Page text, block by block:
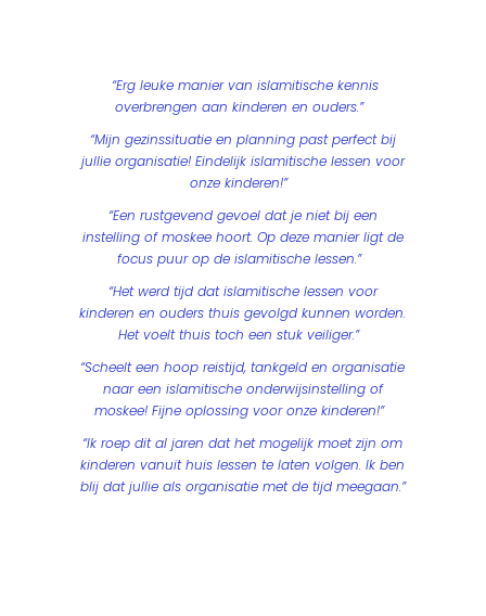
“Erg leuke manier van islamitische kennis
overbrengen aan kinderen en ouders.”
“Mijn gezinssituatie en planning past perfect bij
jullie organisatie! Eindelijk islamitische lessen voor
onze kinderen!”
“Een rustgevend gevoel dat je niet bij een
instelling of moskee hoort. Op deze manier ligt de
focus puur op de islamitische lessen.”
“Het werd tijd dat islamitische lessen voor
kinderen en ouders thuis gevolgd kunnen worden.
Het voelt thuis toch een stuk veiliger.”
“Scheelt een hoop reistijd, tankgeld en organisatie
naar een islamitische onderwijsinstelling of
moskee! Fijne oplossing voor onze kinderen!”
“Ik roep dit al jaren dat het mogelijk moet zijn om
kinderen vanuit huis lessen te laten volgen. Ik ben
blij dat jullie als organisatie met de tijd meegaan.”